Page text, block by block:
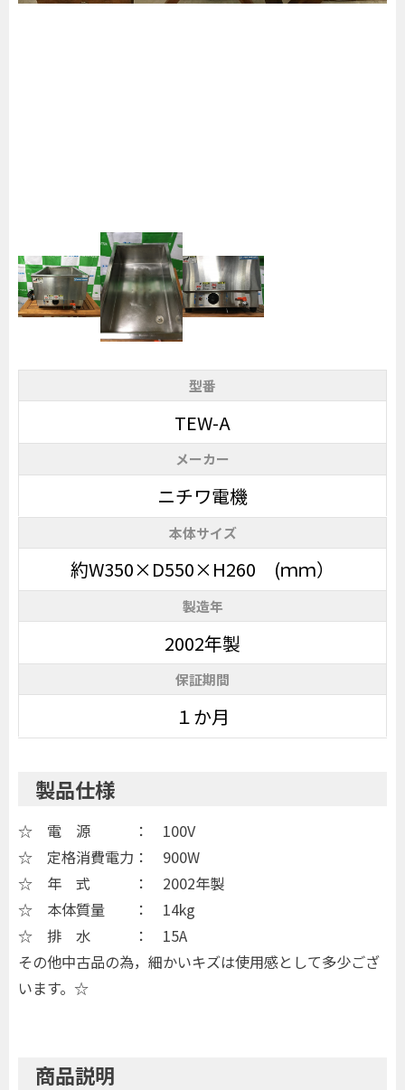
型番
TEW-A
メーカー
ニチワ電機
本体サイズ
約W350×D550×H260 (ｍｍ）
製造年
2002年製
保証期間
１か月
製品仕様
☆ 電 源 ： 100V
☆ 定格消費電力： 900W
☆ 年 式 ： 2002年製
☆ 本体質量 ： 14kg
☆ 排 水 ： 15A
その他中古品の為，細かいキズは使用感として多少ござ
います。☆
商品説明